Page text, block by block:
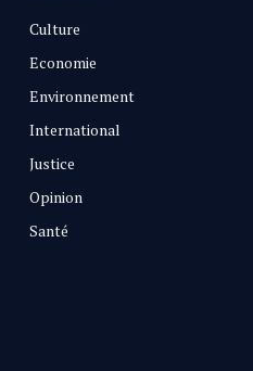
Culture
Economie
Environnement
International
Justice
Opinion
Santé